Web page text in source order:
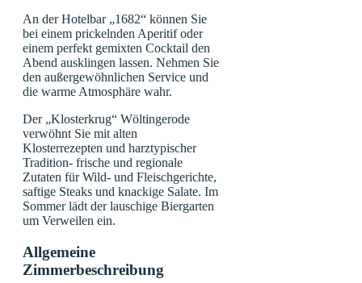
An der Hotelbar „1682“ können Sie
bei einem prickelnden Aperitif oder
einem perfekt gemixten Cocktail den
Abend ausklingen lassen. Nehmen Sie
den außergewöhnlichen Service und
die warme Atmosphäre wahr.
Der „Klosterkrug“ Wöltingerode
verwöhnt Sie mit alten
Klosterrezepten und harztypischer
Tradition- frische und regionale
Zutaten für Wild- und Fleischgerichte,
saftige Steaks und knackige Salate. Im
Sommer lädt der lauschige Biergarten
um Verweilen ein.
Allgemeine
Zimmerbeschreibung